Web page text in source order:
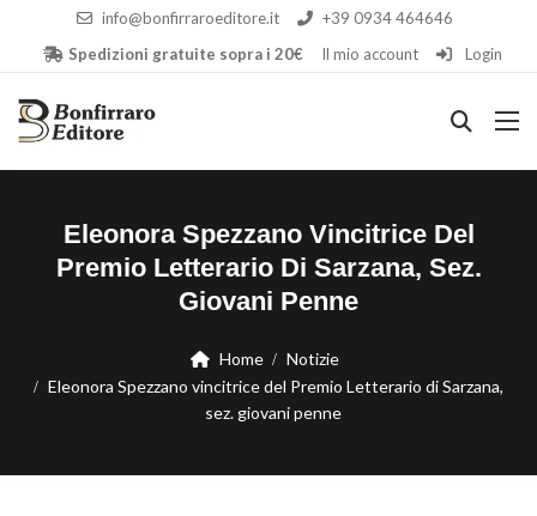
info@bonfirraroeditore.it
+39 0934 464646
Spedizioni gratuite sopra i 20€
Il mio account Login
Eleonora Spezzano Vincitrice Del
Premio Letterario Di Sarzana, Sez.
Giovani Penne
Home
Notizie
Eleonora Spezzano vincitrice del Premio Letterario di Sarzana,
sez. giovani penne